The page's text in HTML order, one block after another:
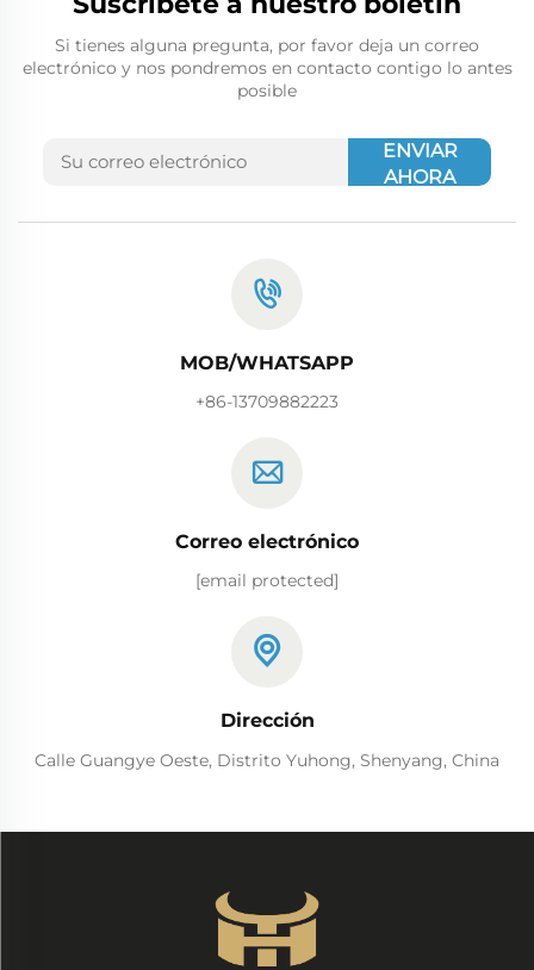
Si tienes alguna pregunta, por favor deja un correo
electrónico y nos pondremos en contacto contigo lo antes
posible
ENVIAR
AHORA
MOB/WHATSAPP
+86-13709882223
Correo electrónico
[email protected]
Dirección
Calle Guangye Oeste, Distrito Yuhong, Shenyang, China